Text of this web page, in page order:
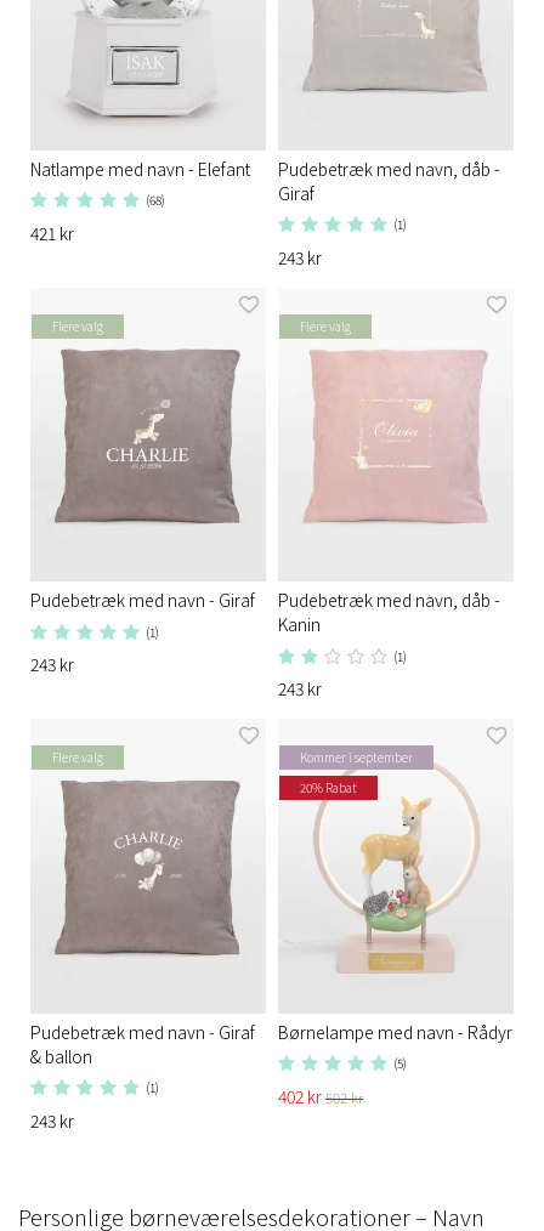
Natlampe med navn - Elefant
(68)
421 kr
Pudebetræk med navn, dåb -
Giraf
(1)
243 kr
Flere valg
Pudebetræk med navn - Giraf
(1)
243 kr
Flere valg
Pudebetræk med navn, dåb -
Kanin
(1)
243 kr
Flere valg
Pudebetræk med navn - Giraf
& ballon
(1)
243 kr
Kommer i september
20% Rabat
Børnelampe med navn - Rådyr
(5)
402 kr502 kr
Personlige børneværelsesdekorationer – Navn